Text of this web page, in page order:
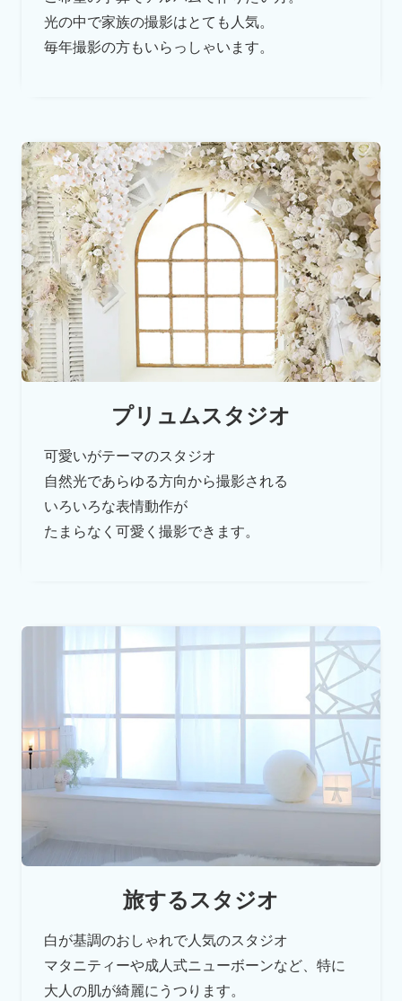
光の中で家族の撮影はとても人気。
毎年撮影の方もいらっしゃいます。
プリュムスタジオ
可愛いがテーマのスタジオ
自然光であらゆる方向から撮影される
いろいろな表情動作が
たまらなく可愛く撮影できます。
旅するスタジオ
白が基調のおしゃれで人気のスタジオ
マタニティーや成人式ニューボーンなど、 特に
大人の肌が綺麗にうつります。